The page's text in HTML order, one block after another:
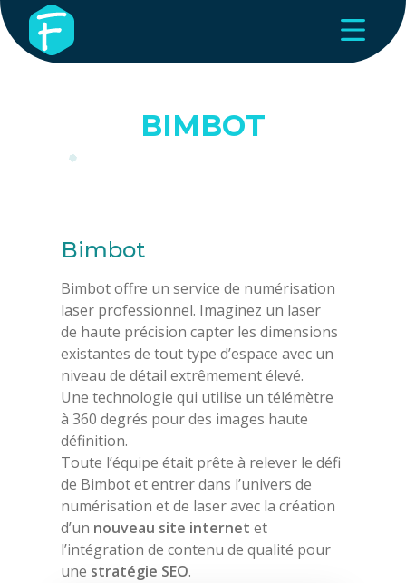
BIMBOT
Bimbot
Bimbot offre un service de numérisation
laser professionnel. Imaginez un laser
de haute précision capter les dimensions
existantes de tout type d’espace avec un
niveau de détail extrêmement élevé.
Une technologie qui utilise un télémètre
à 360 degrés pour des images haute
définition.
Toute l’équipe était prête à relever le défi
de Bimbot et entrer dans l’univers de
numérisation et de laser avec la création
d’un nouveau site internet et
l’intégration de contenu de qualité pour
une stratégie SEO.